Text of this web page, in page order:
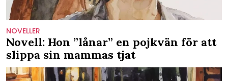
NOVELLER
Novell: Hon ”lånar” en pojkvän för att
slippa sin mammas tjat